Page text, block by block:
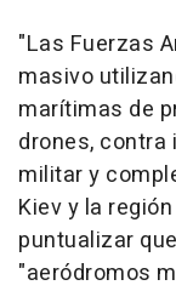
"Las Fuerzas
masivo
marítimas de
drones,
militar y
Kiev y la
puntualizar
"aeródromos